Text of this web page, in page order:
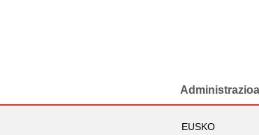
Administrazioa
EUSKO